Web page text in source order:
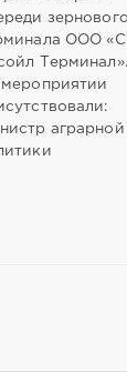
зернового
ООО
Терминал».
мероприятии
аграрной